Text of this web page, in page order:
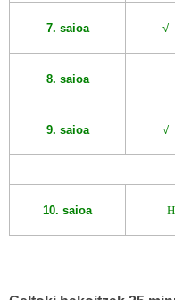
7. saioa √
8. saioa
9. saioa √
10. saioa